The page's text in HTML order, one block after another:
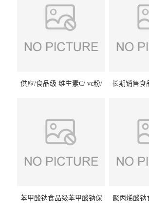
供应/食品级 维生素C/ vc粉/
长期销售食
苯甲酸钠食品级苯甲酸钠保
聚丙烯酸钠